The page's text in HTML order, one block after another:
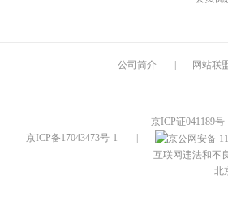
公司简介 网站联
京ICP证041189号
京ICP备17043473号-1
互联网违法和不
北